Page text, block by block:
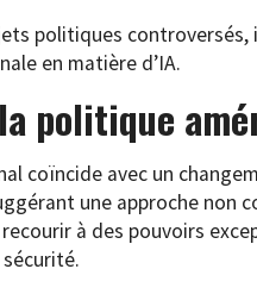
politiques controversés,
en matière d’IA.
politique
coïncide avec un
une approche non
à des pouvoirs